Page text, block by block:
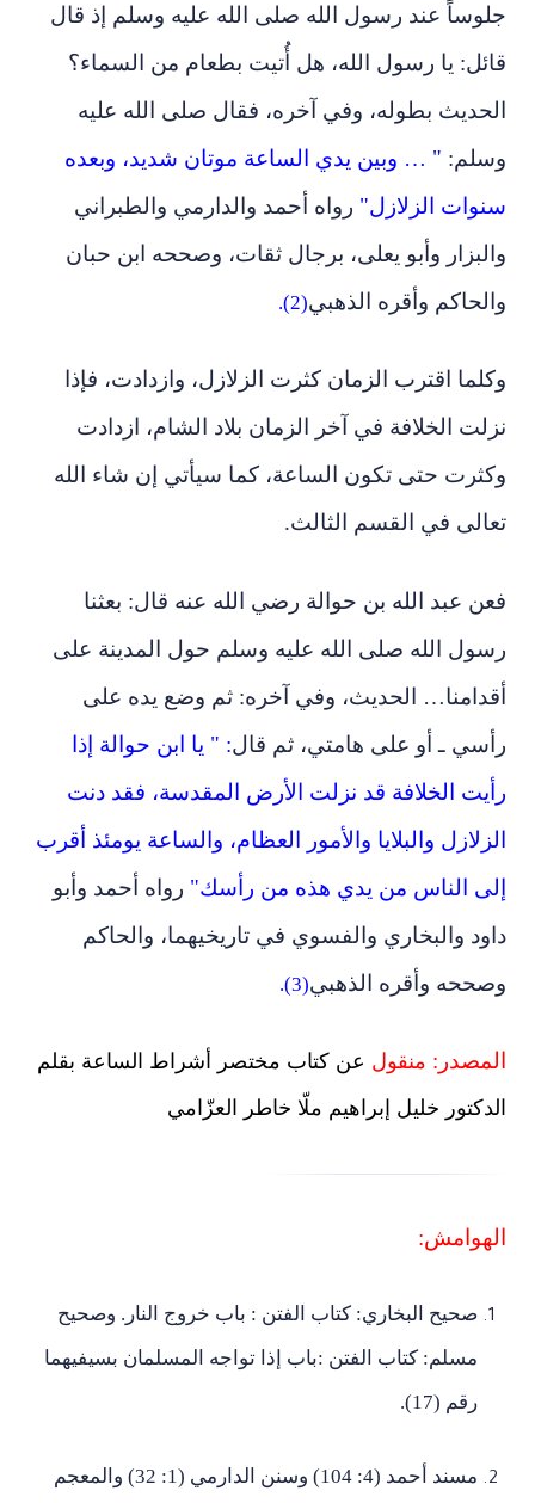
جلوساً عند رسول الله صلى الله عليه وسلم إذ قال
قائل: يا رسول الله، هل أُتيت بطعام من السماء؟
الحديث بطوله، وفي آخره، فقال صلى الله عليه
وسلم: " … وبين يدي الساعة موتان شديد، وبعده
سنوات الزلازل" رواه أحمد والدارمي والطبراني
والبزار وأبو يعلى، برجال ثقات، وصححه ابن حبان
والحاكم وأقره الذهبي(2).
وكلما اقترب الزمان كثرت الزلازل، وازدادت، فإذا
نزلت الخلافة في آخر الزمان بلاد الشام، ازدادت
وكثرت حتى تكون الساعة، كما سيأتي إن شاء الله
تعالى في القسم الثالث.
فعن عبد الله بن حوالة رضي الله عنه قال: بعثنا
رسول الله صلى الله عليه وسلم حول المدينة على
أقدامنا… الحديث، وفي آخره: ثم وضع يده على
رأسي ـ أو على هامتي، ثم قال: " يا ابن حوالة إذا
رأيت الخلافة قد نزلت الأرض المقدسة، فقد دنت
الزلازل والبلايا والأمور العظام، والساعة يومئذ أقرب
إلى الناس من يدي هذه من رأسك" رواه أحمد وأبو
داود والبخاري والفسوي في تاريخيهما، والحاكم
وصححه وأقره الذهبي(3).
المصدر: منقول عن كتاب مختصر أشراط الساعة بقلم
الدكتور خليل إبراهيم ملّا خاطر العزّامي
الهوامش:
صحيح البخاري: كتاب الفتن : باب خروج النار. وصحيح
مسلم: كتاب الفتن :باب إذا تواجه المسلمان بسيفيهما
رقم (17).
مسند أحمد (4: 104) وسنن الدارمي (1: 32) والمعجم